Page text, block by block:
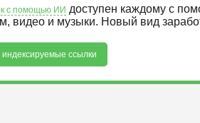
с помощью ИИ доступен каждому с
видео и музыки. Новый вид
индексируемые ссылки